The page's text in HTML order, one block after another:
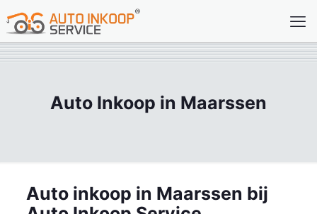
Auto Inkoop in Maarssen
Auto inkoop in Maarssen bij